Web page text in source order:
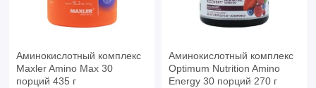
Аминокислотный комплекс
Maxler Amino Max 30
порций 435 г
Аминокислотный комплекс
Optimum Nutrition Amino
Energy 30 порций 270 г